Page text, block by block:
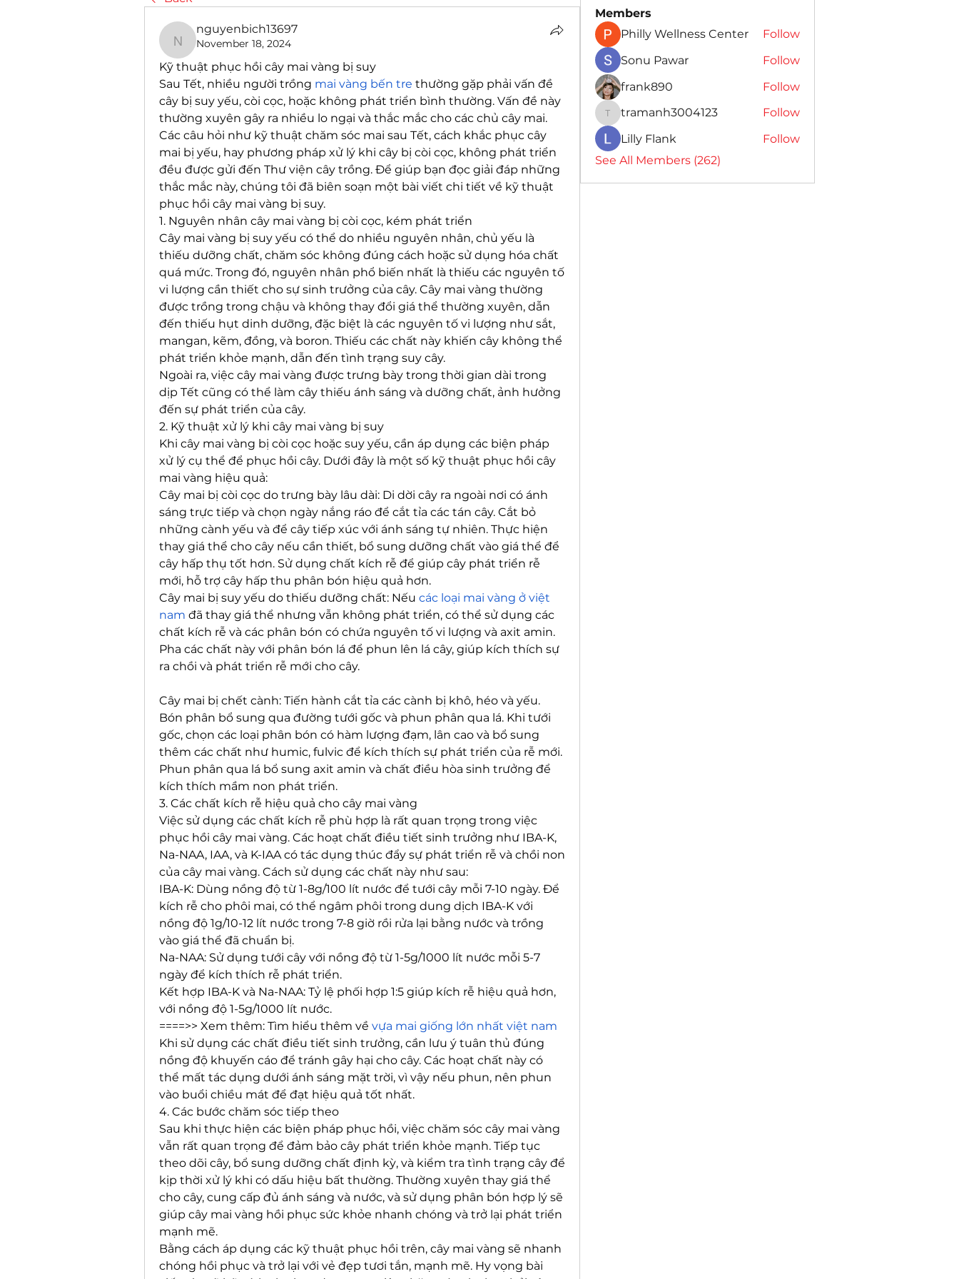
nguyenbich13697
nguyenbich13697
November 18, 2024
Kỹ thuật phục hồi cây mai vàng bị suy
Sau Tết, nhiều người trồng mai vàng bến tre thường gặp phải vấn đề
cây bị suy yếu, còi cọc, hoặc không phát triển bình thường. Vấn đề này
thường xuyên gây ra nhiều lo ngại và thắc mắc cho các chủ cây mai.
Các câu hỏi như kỹ thuật chăm sóc mai sau Tết, cách khắc phục cây
mai bị yếu, hay phương pháp xử lý khi cây bị còi cọc, không phát triển
đều được gửi đến Thư viện cây trồng. Để giúp bạn đọc giải đáp những
thắc mắc này, chúng tôi đã biên soạn một bài viết chi tiết về kỹ thuật
phục hồi cây mai vàng bị suy.
1. Nguyên nhân cây mai vàng bị còi cọc, kém phát triển
Cây mai vàng bị suy yếu có thể do nhiều nguyên nhân, chủ yếu là
thiếu dưỡng chất, chăm sóc không đúng cách hoặc sử dụng hóa chất
quá mức. Trong đó, nguyên nhân phổ biến nhất là thiếu các nguyên tố
vi lượng cần thiết cho sự sinh trưởng của cây. Cây mai vàng thường
được trồng trong chậu và không thay đổi giá thể thường xuyên, dẫn
đến thiếu hụt dinh dưỡng, đặc biệt là các nguyên tố vi lượng như sắt,
mangan, kẽm, đồng, và boron. Thiếu các chất này khiến cây không thể
phát triển khỏe mạnh, dẫn đến tình trạng suy cây.
Ngoài ra, việc cây mai vàng được trưng bày trong thời gian dài trong
dịp Tết cũng có thể làm cây thiếu ánh sáng và dưỡng chất, ảnh hưởng
đến sự phát triển của cây.
2. Kỹ thuật xử lý khi cây mai vàng bị suy
Khi cây mai vàng bị còi cọc hoặc suy yếu, cần áp dụng các biện pháp
xử lý cụ thể để phục hồi cây. Dưới đây là một số kỹ thuật phục hồi cây
mai vàng hiệu quả:
Cây mai bị còi cọc do trưng bày lâu dài: Di dời cây ra ngoài nơi có ánh
sáng trực tiếp và chọn ngày nắng ráo để cắt tỉa các tán cây. Cắt bỏ
những cành yếu và để cây tiếp xúc với ánh sáng tự nhiên. Thực hiện
thay giá thể cho cây nếu cần thiết, bổ sung dưỡng chất vào giá thể để
cây hấp thụ tốt hơn. Sử dụng chất kích rễ để giúp cây phát triển rễ
mới, hỗ trợ cây hấp thu phân bón hiệu quả hơn.
Cây mai bị suy yếu do thiếu dưỡng chất: Nếu các loại mai vàng ở việt
nam đã thay giá thể nhưng vẫn không phát triển, có thể sử dụng các
chất kích rễ và các phân bón có chứa nguyên tố vi lượng và axit amin.
Pha các chất này với phân bón lá để phun lên lá cây, giúp kích thích sự
ra chồi và phát triển rễ mới cho cây.
Cây mai bị chết cành: Tiến hành cắt tỉa các cành bị khô, héo và yếu.
Bón phân bổ sung qua đường tưới gốc và phun phân qua lá. Khi tưới
gốc, chọn các loại phân bón có hàm lượng đạm, lân cao và bổ sung
thêm các chất như humic, fulvic để kích thích sự phát triển của rễ mới.
Phun phân qua lá bổ sung axit amin và chất điều hòa sinh trưởng để
kích thích mầm non phát triển.
3. Các chất kích rễ hiệu quả cho cây mai vàng
Việc sử dụng các chất kích rễ phù hợp là rất quan trọng trong việc
phục hồi cây mai vàng. Các hoạt chất điều tiết sinh trưởng như IBA-K,
Na-NAA, IAA, và K-IAA có tác dụng thúc đẩy sự phát triển rễ và chồi non
của cây mai vàng. Cách sử dụng các chất này như sau:
IBA-K: Dùng nồng độ từ 1-8g/100 lít nước để tưới cây mỗi 7-10 ngày. Để
kích rễ cho phôi mai, có thể ngâm phôi trong dung dịch IBA-K với
nồng độ 1g/10-12 lít nước trong 7-8 giờ rồi rửa lại bằng nước và trồng
vào giá thể đã chuẩn bị.
Na-NAA: Sử dụng tưới cây với nồng độ từ 1-5g/1000 lít nước mỗi 5-7
ngày để kích thích rễ phát triển.
Kết hợp IBA-K và Na-NAA: Tỷ lệ phối hợp 1:5 giúp kích rễ hiệu quả hơn,
với nồng độ 1-5g/1000 lít nước.
====>> Xem thêm: Tìm hiểu thêm về vựa mai giống lớn nhất việt nam
Khi sử dụng các chất điều tiết sinh trưởng, cần lưu ý tuân thủ đúng
nồng độ khuyến cáo để tránh gây hại cho cây. Các hoạt chất này có
thể mất tác dụng dưới ánh sáng mặt trời, vì vậy nếu phun, nên phun
vào buổi chiều mát để đạt hiệu quả tốt nhất.
4. Các bước chăm sóc tiếp theo
Sau khi thực hiện các biện pháp phục hồi, việc chăm sóc cây mai vàng
vẫn rất quan trọng để đảm bảo cây phát triển khỏe mạnh. Tiếp tục
theo dõi cây, bổ sung dưỡng chất định kỳ, và kiểm tra tình trạng cây để
kịp thời xử lý khi có dấu hiệu bất thường. Thường xuyên thay giá thể
cho cây, cung cấp đủ ánh sáng và nước, và sử dụng phân bón hợp lý sẽ
giúp cây mai vàng hồi phục sức khỏe nhanh chóng và trở lại phát triển
mạnh mẽ.
Bằng cách áp dụng các kỹ thuật phục hồi trên, cây mai vàng sẽ nhanh
chóng hồi phục và trở lại với vẻ đẹp tươi tắn, mạnh mẽ. Hy vọng bài
Members
Philly Wellness Center
Follow
Sonu Pawar
Follow
frank890
Follow
tramanh3004123
tramanh3004123
Follow
Lilly Flank
Follow
See All Members (262)